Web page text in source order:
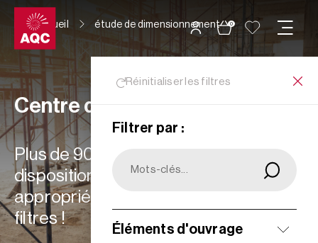
Panneau de gestion des cookies
0
Accueil étude de dimensionnement
Réinitialiser les filtres
Filtrer par :
Éléments d'ouvrage
Centre de ressources
Plus de 900 ressources à votre
disposition : choisissez les plus
appropriées à vos besoins grâce aux
filtres !